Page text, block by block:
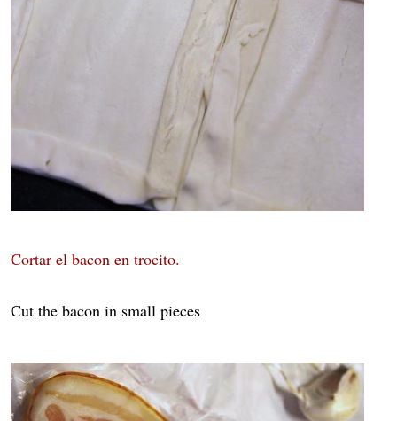
Cortar el bacon en trocito.
Cut the bacon in small pieces